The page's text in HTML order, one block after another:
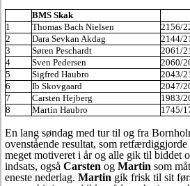
BMS Skak
1
Thomas Bach Nielsen 2156/
2
Dara Sevkan Akdag 2144/
3
Søren Peschardt 2061/
4
Sven Pedersen 2060/
5
Sigfred Haubro 2043/
6
Ib Skovgaard 2047/
7
Carsten Hejberg 1983/
8
Martin Haubro 1745/
En lang søndag med tur til og fra
ovenstående resultat, som
meget motiveret i år og alle gik til biddet
indsats, også Carsten og Martin som
eneste nederlag. Martin gik frisk til sit